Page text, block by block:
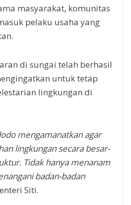
masyarakat, komunitas
pelaku usaha yang
di sungai telah berhasil
untuk tetap
lingkungan di
mengamanatkan agar
lingkungan secara besar-
Tidak hanya menanam
badan-badan
Siti.